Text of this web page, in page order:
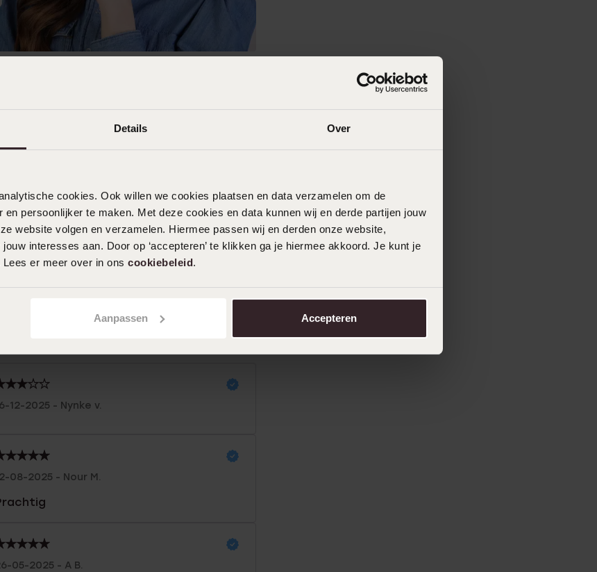
Details Over
cookies. Ook willen we cookies plaatsen en data verzamelen om de
persoonlijker te maken. Met deze cookies en data kunnen wij en derde partijen jouw
website volgen en verzamelen. Hiermee passen wij en derden onze website,
interesses aan. Door op ‘accepteren’ te klikken ga je hiermee akkoord. Je kunt je
er meer over in ons cookiebeleid.
Aanpassen Accepteren
12-2025 - Nynke v.
08-2025 - Nour M.
05-2025 - A B.